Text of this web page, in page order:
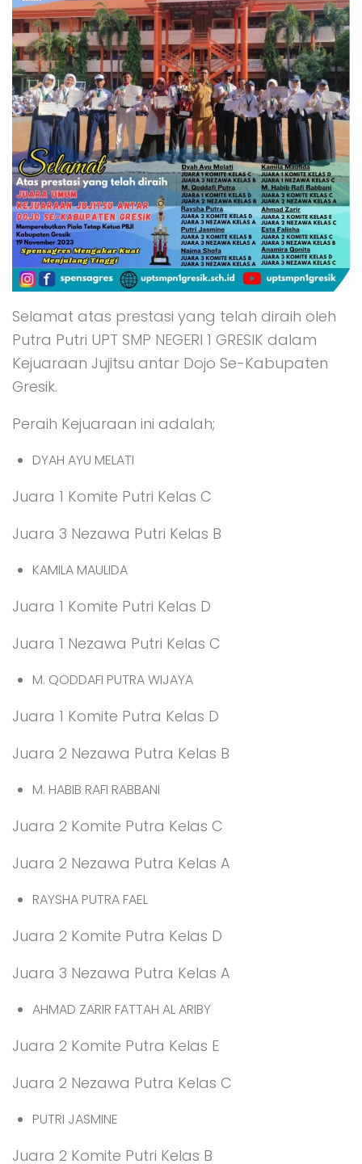
Selamat atas prestasi yang telah diraih oleh
Putra Putri UPT SMP NEGERI 1 GRESIK dalam
Kejuaraan Jujitsu antar Dojo Se-Kabupaten
Gresik.
Peraih Kejuaraan ini adalah;
DYAH AYU MELATI
Juara 1 Komite Putri Kelas C
Juara 3 Nezawa Putri Kelas B
KAMILA MAULIDA
Juara 1 Komite Putri Kelas D
Juara 1 Nezawa Putri Kelas C
M. QODDAFI PUTRA WIJAYA
Juara 1 Komite Putra Kelas D
Juara 2 Nezawa Putra Kelas B
M. HABIB RAFI RABBANI
Juara 2 Komite Putra Kelas C
Juara 2 Nezawa Putra Kelas A
RAYSHA PUTRA FAEL
Juara 2 Komite Putra Kelas D
Juara 3 Nezawa Putra Kelas A
AHMAD ZARIR FATTAH AL ARIBY
Juara 2 Komite Putra Kelas E
Juara 2 Nezawa Putra Kelas C
PUTRI JASMINE
Juara 2 Komite Putri Kelas B